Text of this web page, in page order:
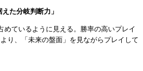
た分岐判断力」
めているように見える。勝率の高いプレイ
り、「未来の盤面」を見ながらプレイして